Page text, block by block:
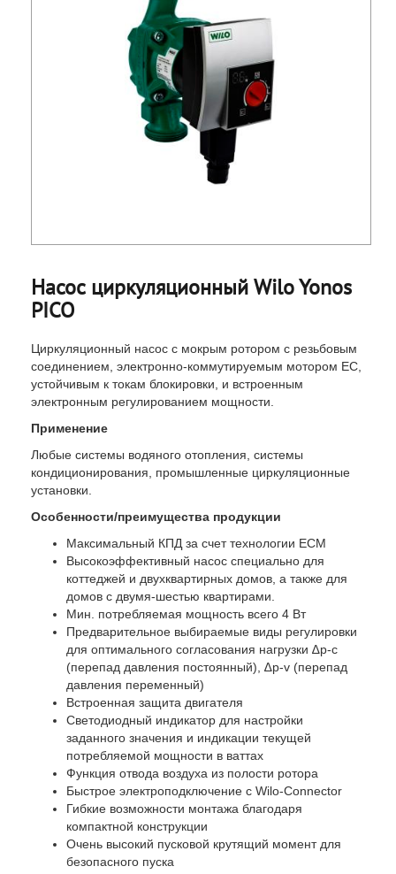
Насос циркуляционный Wilo Yonos
PICO
Циркуляционный насос с мокрым ротором с резьбовым
соединением, электронно-коммутируемым мотором EC,
устойчивым к токам блокировки, и встроенным
электронным регулированием мощности.
Применение
Любые системы водяного отопления, системы
кондиционирования, промышленные циркуляционные
установки.
Особенности/преимущества продукции
Максимальный КПД за счет технологии ECM
Высокоэффективный насос специально для
коттеджей и двухквартирных домов, а также для
домов с двумя-шестью квартирами.
Мин. потребляемая мощность всего 4 Вт
Предварительное выбираемые виды регулировки
для оптимального согласования нагрузки ∆p-c
(перепад давления постоянный), ∆p-v (перепад
давления переменный)
Встроенная защита двигателя
Светодиодный индикатор для настройки
заданного значения и индикации текущей
потребляемой мощности в ваттах
Функция отвода воздуха из полости ротора
Быстрое электроподключение с Wilo-Connector
Гибкие возможности монтажа благодаря
компактной конструкции
Очень высокий пусковой крутящий момент для
безопасного пуска